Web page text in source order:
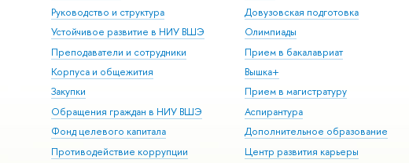
Руководство и структура
Устойчивое развитие в НИУ ВШЭ
Преподаватели и сотрудники
Корпуса и общежития
Закупки
Обращения граждан в НИУ ВШЭ
Фонд целевого капитала
Противодействие коррупции
Довузовская подготовка
Олимпиады
Прием в бакалавриат
Вышка+
Прием в магистратуру
Аспирантура
Дополнительное образование
Центр развития карьеры